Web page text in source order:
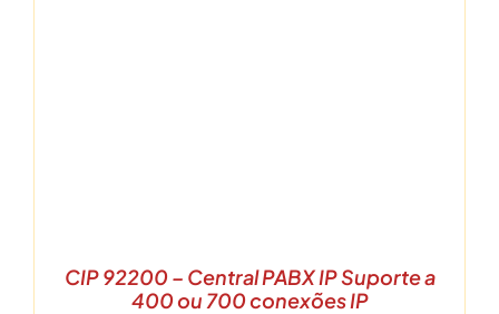
CIP 92200 – Central PABX IP Suporte a
400 ou 700 conexões IP